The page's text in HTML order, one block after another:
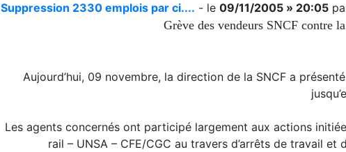
Suppression 2330 emplois par ci.... - le 09/11/2005 » 20:05
Grève des vendeurs SNCF contre
Aujourd’hui, 09 novembre, la direction de la SNCF a
Les agents concernés ont participé largement aux actions
rail – UNSA – CFE/CGC au travers d’arrêts de travail